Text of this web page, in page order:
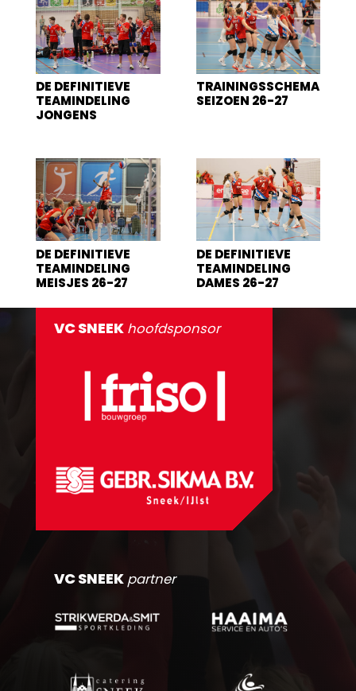
DE DEFINITIEVE
TEAMINDELING
JONGENS
TRAININGSSCHEMA
SEIZOEN 26-27
DE DEFINITIEVE
TEAMINDELING
MEISJES 26-27
DE DEFINITIEVE
TEAMINDELING
DAMES 26-27
VC SNEEK hoofdsponsor
VC SNEEK partner